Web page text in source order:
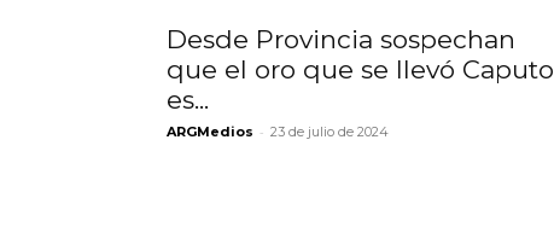
Desde Provincia sospechan
que el oro que se llevó Caputo
es...
ARGMedios - 23 de julio de 2024